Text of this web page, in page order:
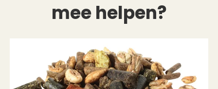
mee helpen?